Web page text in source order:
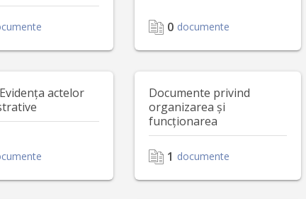
0 documente
actelor
Documente privind
organizarea și
funcționarea
1 documente